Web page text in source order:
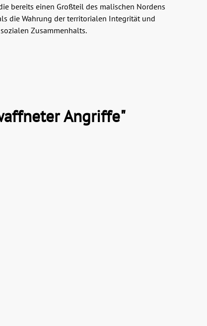
bereits einen Großteil des malischen Nordens
die Wahrung der territorialen Integrität und
Zusammenhalts.
Angriffe"